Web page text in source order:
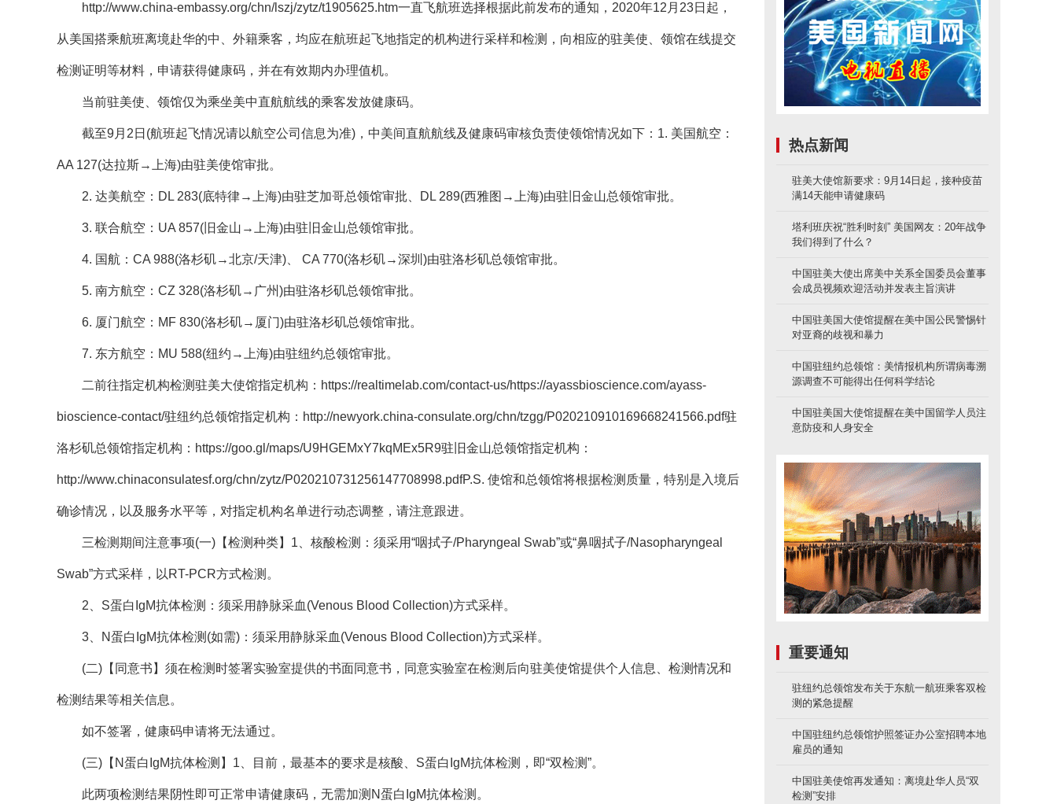
http://www.china-embassy.org/chn/lszj/zytz/t1905625.htm一直飞航班选择根据此前发布的通知，2020年12月23日起，
从美国搭乘航班离境赴华的中、外籍乘客，均应在航班起飞地指定的机构进行采样和检测，向相应的驻美使、领馆在线提交
检测证明等材料，申请获得健康码，并在有效期内办理值机。
当前驻美使、领馆仅为乘坐美中直航航线的乘客发放健康码。
截至9月2日(航班起飞情况请以航空公司信息为准)，中美间直航航线及健康码审核负责使领馆情况如下：1. 美国航空：
AA 127(达拉斯→上海)由驻美使馆审批。
2. 达美航空：DL 283(底特律→上海)由驻芝加哥总领馆审批、DL 289(西雅图→上海)由驻旧金山总领馆审批。
3. 联合航空：UA 857(旧金山→上海)由驻旧金山总领馆审批。
4. 国航：CA 988(洛杉矶→北京/天津)、 CA 770(洛杉矶→深圳)由驻洛杉矶总领馆审批。
5. 南方航空：CZ 328(洛杉矶→广州)由驻洛杉矶总领馆审批。
6. 厦门航空：MF 830(洛杉矶→厦门)由驻洛杉矶总领馆审批。
7. 东方航空：MU 588(纽约→上海)由驻纽约总领馆审批。
二前往指定机构检测驻美大使馆指定机构：https://realtimelab.com/contact-us/https://ayassbioscience.com/ayass-
bioscience-contact/驻纽约总领馆指定机构：http://newyork.china-consulate.org/chn/tzgg/P020210910169668241566.pdf驻
洛杉矶总领馆指定机构：https://goo.gl/maps/U9HGEMxY7kqMEx5R9驻旧金山总领馆指定机构：
http://www.chinaconsulatesf.org/chn/zytz/P020210731256147708998.pdfP.S. 使馆和总领馆将根据检测质量，特别是入境后
确诊情况，以及服务水平等，对指定机构名单进行动态调整，请注意跟进。
三检测期间注意事项(一)【检测种类】1、核酸检测：须采用“咽拭子/Pharyngeal Swab”或“鼻咽拭子/Nasopharyngeal
Swab”方式采样，以RT-PCR方式检测。
2、S蛋白IgM抗体检测：须采用静脉采血(Venous Blood Collection)方式采样。
3、N蛋白IgM抗体检测(如需)：须采用静脉采血(Venous Blood Collection)方式采样。
(二)【同意书】须在检测时签署实验室提供的书面同意书，同意实验室在检测后向驻美使馆提供个人信息、检测情况和
检测结果等相关信息。
如不签署，健康码申请将无法通过。
(三)【N蛋白IgM抗体检测】1、目前，最基本的要求是核酸、S蛋白IgM抗体检测，即“双检测”。
此两项检测结果阴性即可正常申请健康码，无需加测N蛋白IgM抗体检测。
热点新闻
驻美大使馆新要求：9月14日起，接种疫苗
满14天能申请健康码
塔利班庆祝“胜利时刻” 美国网友：20年战争
我们得到了什么？
中国驻美大使出席美中关系全国委员会董事
会成员视频欢迎活动并发表主旨演讲
中国驻美国大使馆提醒在美中国公民警惕针
对亚裔的歧视和暴力
中国驻纽约总领馆：美情报机构所谓病毒溯
源调查不可能得出任何科学结论
中国驻美国大使馆提醒在美中国留学人员注
意防疫和人身安全
重要通知
驻纽约总领馆发布关于东航一航班乘客双检
测的紧急提醒
中国驻纽约总领馆护照签证办公室招聘本地
雇员的通知
中国驻美使馆再发通知：离境赴华人员“双
检测”安排